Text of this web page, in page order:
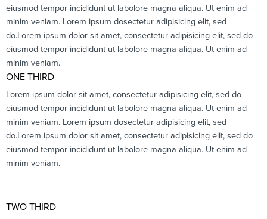
eiusmod tempor incididunt ut labolore magna aliqua. Ut enim ad
minim veniam. Lorem ipsum dosectetur adipisicing elit, sed
do.Lorem ipsum dolor sit amet, consectetur adipisicing elit, sed do
eiusmod tempor incididunt ut labolore magna aliqua. Ut enim ad
minim veniam.
ONE THIRD
Lorem ipsum dolor sit amet, consectetur adipisicing elit, sed do
eiusmod tempor incididunt ut labolore magna aliqua. Ut enim ad
minim veniam. Lorem ipsum dosectetur adipisicing elit, sed
do.Lorem ipsum dolor sit amet, consectetur adipisicing elit, sed do
eiusmod tempor incididunt ut labolore magna aliqua. Ut enim ad
minim veniam.
TWO THIRD